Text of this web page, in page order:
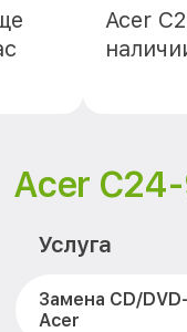
Acer
Acer
Услуга
Замена CD/
Acer